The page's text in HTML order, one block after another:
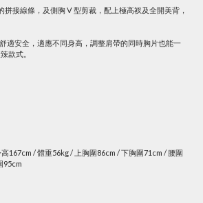
拼接線條，及側胸 V 型剪裁，配上極高衩及全開美背，
適安全，適應不同身高，調整肩帶的同時胸片也能一
款式。
167cm / 體重56kg / 上胸圍86cm / 下胸圍71cm / 腰圍
95cm